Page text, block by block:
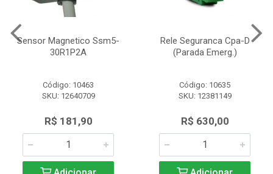
Sensor Magnetico Ssm5-
30R1P2A
Código: 10463
SKU: 12640709
R$ 181,90
Rele Seguranca Cpa-D
(Parada Emerg.)
Código: 10635
SKU: 12381149
R$ 630,00